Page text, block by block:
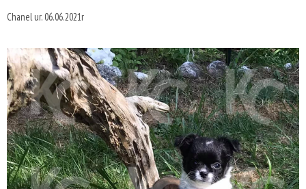
Chanel ur. 06.06.2021r